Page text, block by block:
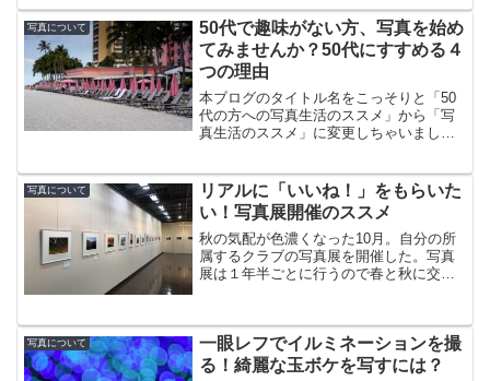
補正のことだけど、カメラって何も操作
しないとネズミ色にしよう...
写真について
50代で趣味がない方、写真を始め
てみませんか？50代にすすめる４
つの理由
本ブログのタイトル名をこっそりと「50
代の方への写真生活のススメ」から「写
真生活のススメ」に変更しちゃいまし
も20代でも、はたまた、30,40,50,60,70代
で...
写真について
リアルに「いいね！」をもらいた
い！写真展開催のススメ
秋の気配が色濃くなった10月。自分の所
属するクラブの写真展を開催した。写真
展は１年半ごとに行うので春と秋に交互
が、スーパーの中にあるので、買い物客
が立ち寄ってくれる。ま...
写真について
一眼レフでイルミネーションを撮
る！綺麗な玉ボケを写すには？